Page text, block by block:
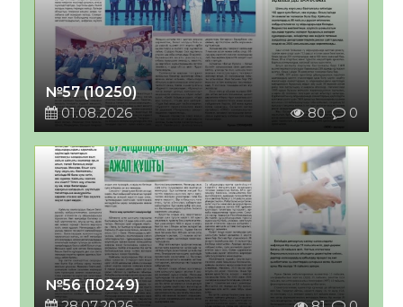
№57 (10250)
01.08.2026
80 0
№56 (10249)